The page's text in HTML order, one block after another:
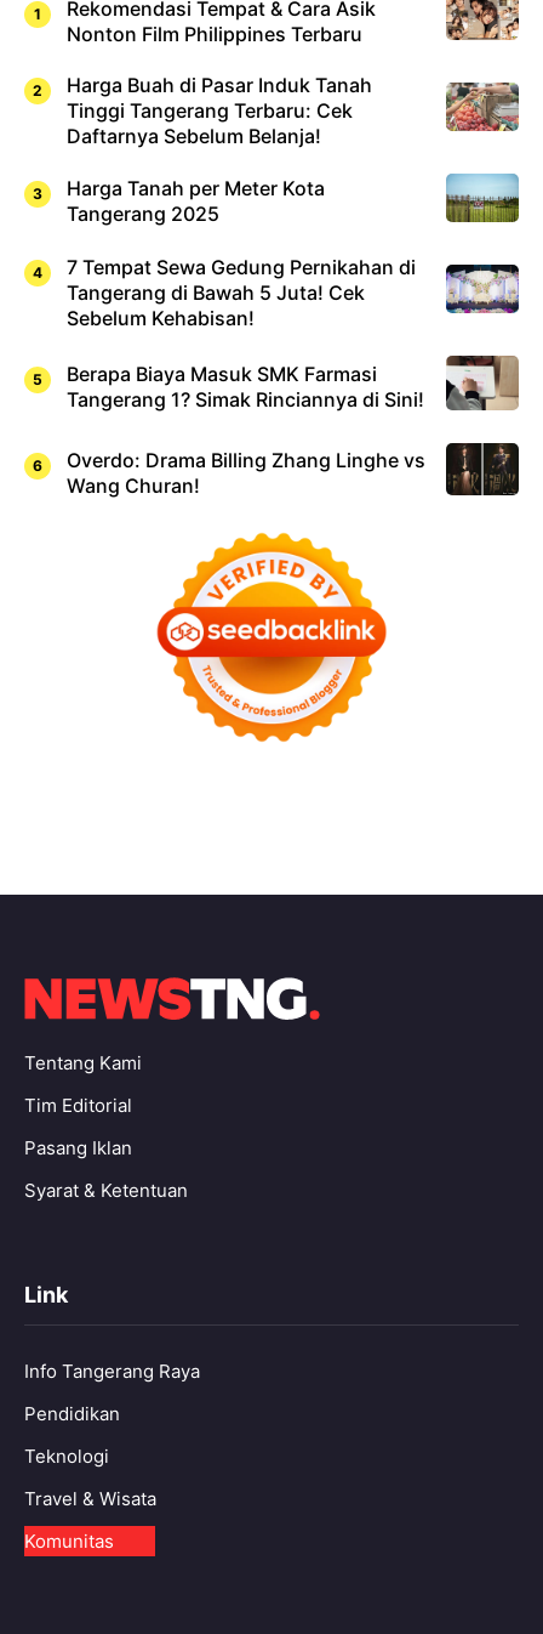
Rekomendasi Tempat & Cara Asik
Nonton Film Philippines Terbaru
Harga Buah di Pasar Induk Tanah
Tinggi Tangerang Terbaru: Cek
Daftarnya Sebelum Belanja!
Harga Tanah per Meter Kota
Tangerang 2025
7 Tempat Sewa Gedung Pernikahan di
Tangerang di Bawah 5 Juta! Cek
Sebelum Kehabisan!
Berapa Biaya Masuk SMK Farmasi
Tangerang 1? Simak Rinciannya di Sini!
Overdo: Drama Billing Zhang Linghe vs
Wang Churan!
Tentang Kami
Tim Editorial
Pasang Iklan
Syarat & Ketentuan
Link
Info Tangerang Raya
Pendidikan
Teknologi
Travel & Wisata
Komunitas